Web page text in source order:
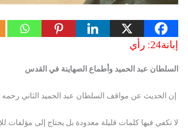
إبانة24: رأي
السلطان عبد الحميد وأطماع الصهاينة في القدس
إن الحديث عن مواقف السلطان عبد الحميد الثاني رحمه
لا تكفي فيها كلمات قليلة معدودة بل يحتاج إلى مؤلفات